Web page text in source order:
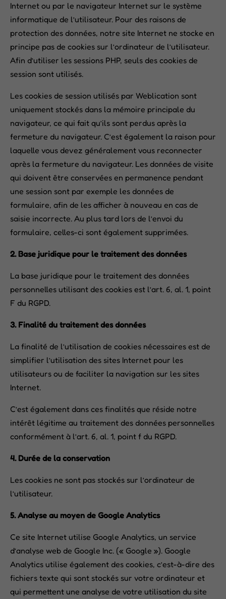
Internet ou par le navigateur Internet sur le système
informatique de l’utilisateur. Pour des raisons de
protection des données, notre site Internet ne stocke en
principe pas de cookies sur l’ordinateur de l’utilisateur.
Afin d’utiliser les sessions PHP, seuls des cookies de
session sont utilisés.
Les cookies de session utilisés par Weblication sont
uniquement stockés dans la mémoire principale du
navigateur, ce qui fait qu’ils sont perdus après la
fermeture du navigateur. C’est également la raison pour
laquelle vous devez généralement vous reconnecter
après la fermeture du navigateur. Les données de visite
qui doivent être conservées en permanence pendant
une session sont par exemple les données de
formulaire, afin de les afficher à nouveau en cas de
saisie incorrecte. Au plus tard lors de l’envoi du
formulaire, celles-ci sont également supprimées.
2. Base juridique pour le traitement des données
La base juridique pour le traitement des données
personnelles utilisant des cookies est l’art. 6, al. 1, point
F du RGPD.
3. Finalité du traitement des données
La finalité de l’utilisation de cookies nécessaires est de
simplifier l’utilisation des sites Internet pour les
utilisateurs ou de faciliter la navigation sur les sites
Internet.
C’est également dans ces finalités que réside notre
intérêt légitime au traitement des données personnelles
conformément à l’art. 6, al. 1, point f du RGPD.
4. Durée de la conservation
Les cookies ne sont pas stockés sur l’ordinateur de
l’utilisateur.
5. Analyse au moyen de Google Analytics
Ce site Internet utilise Google Analytics, un service
d’analyse web de Google Inc. (« Google »). Google
Analytics utilise également des cookies, c’est-à-dire des
fichiers texte qui sont stockés sur votre ordinateur et
qui permettent une analyse de votre utilisation du site